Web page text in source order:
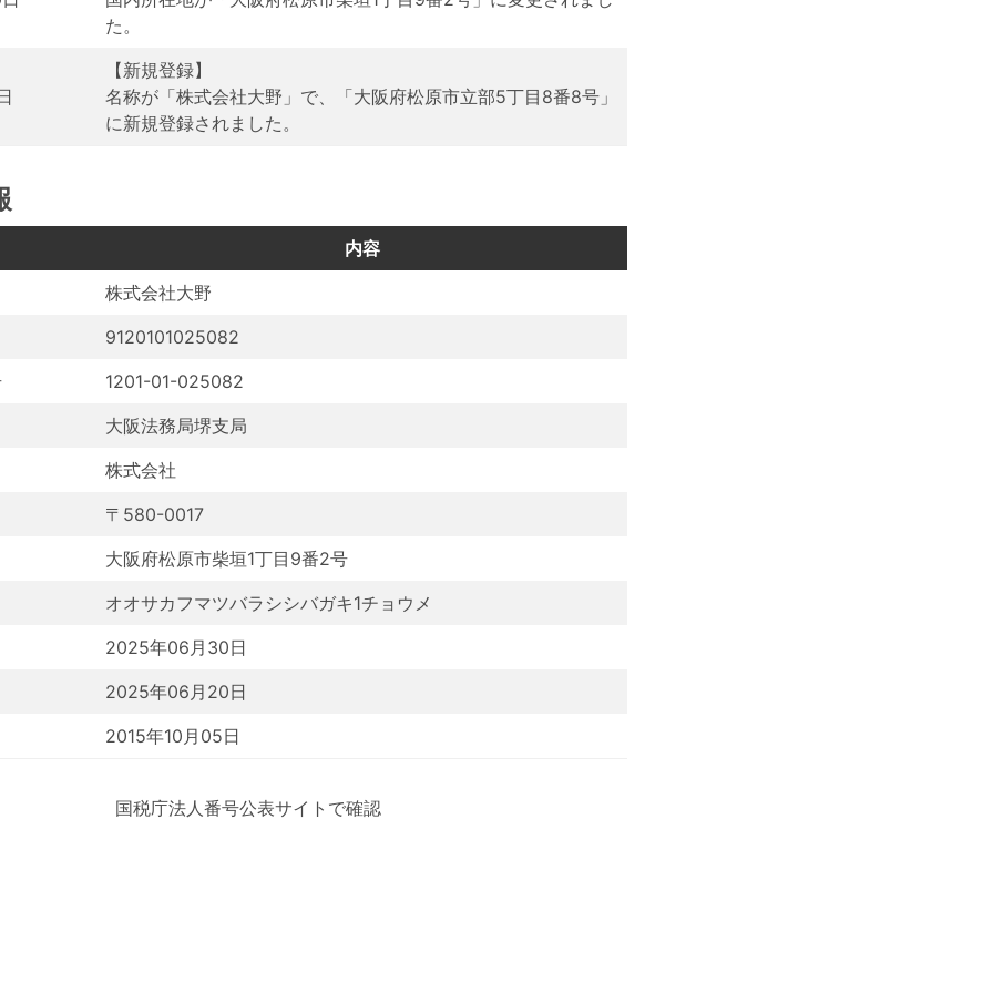
た。
【新規登録】
名称が「株式会社大野」で、「大阪府松原市立部5丁目8番8号」
に新規登録されました。
内容
株式会社大野
9120101025082
1201-01-025082
大阪法務局堺支局
株式会社
〒580-0017
大阪府松原市柴垣1丁目9番2号
オオサカフマツバラシシバガキ1チョウメ
2025年06月30日
2025年06月20日
2015年10月05日
国税庁法人番号公表サイトで確認